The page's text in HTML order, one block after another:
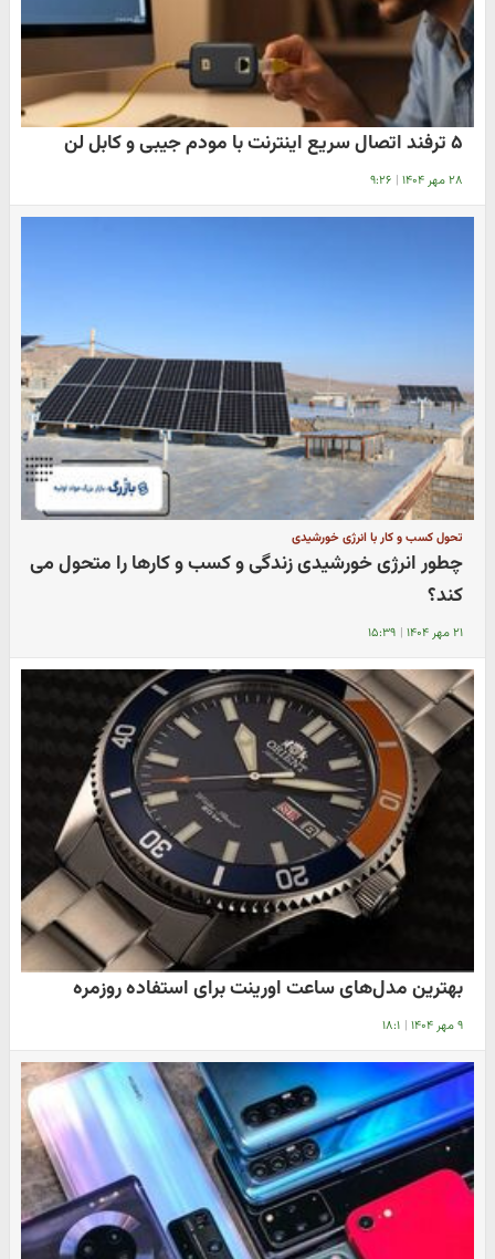
۵ ترفند اتصال سریع اینترنت با مودم جیبی و کابل لن
۲۸ مهر ۱۴۰۴ | ۹:۲۶
تحول کسب و کار با انرژی خورشیدی
چطور انرژی خورشیدی زندگی و کسب ‌و کارها را متحول می‌
کند؟
۲۱ مهر ۱۴۰۴ | ۱۵:۳۹
بهترین مدل‌های ساعت اورینت برای استفاده روزمره
۹ مهر ۱۴۰۴ | ۱۸:۱